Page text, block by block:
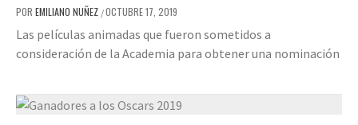
POR EMILIANO NUÑEZ /OCTUBRE 17, 2019
Las películas animadas que fueron sometidos a
consideración de la Academia para obtener una nominación